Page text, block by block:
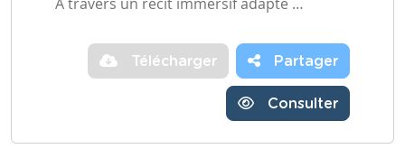
Télécharger Partager
Consulter